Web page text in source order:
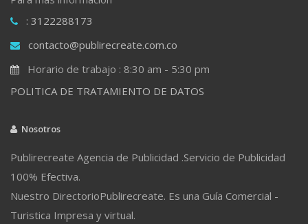
: 3122288173
contacto@publirecreate.com.co
Horario de trabajo : 8:30 am - 5:30 pm
POLITICA DE TRATAMIENTO DE DATOS
Nosotros
Publirecreate Agencia de Publicidad .Servicio de Publicidad
100% Efectiva.
Nuestro DirectorioPublirecreate. Es una Guía Comercial -
Turistica Impresa y virtual.